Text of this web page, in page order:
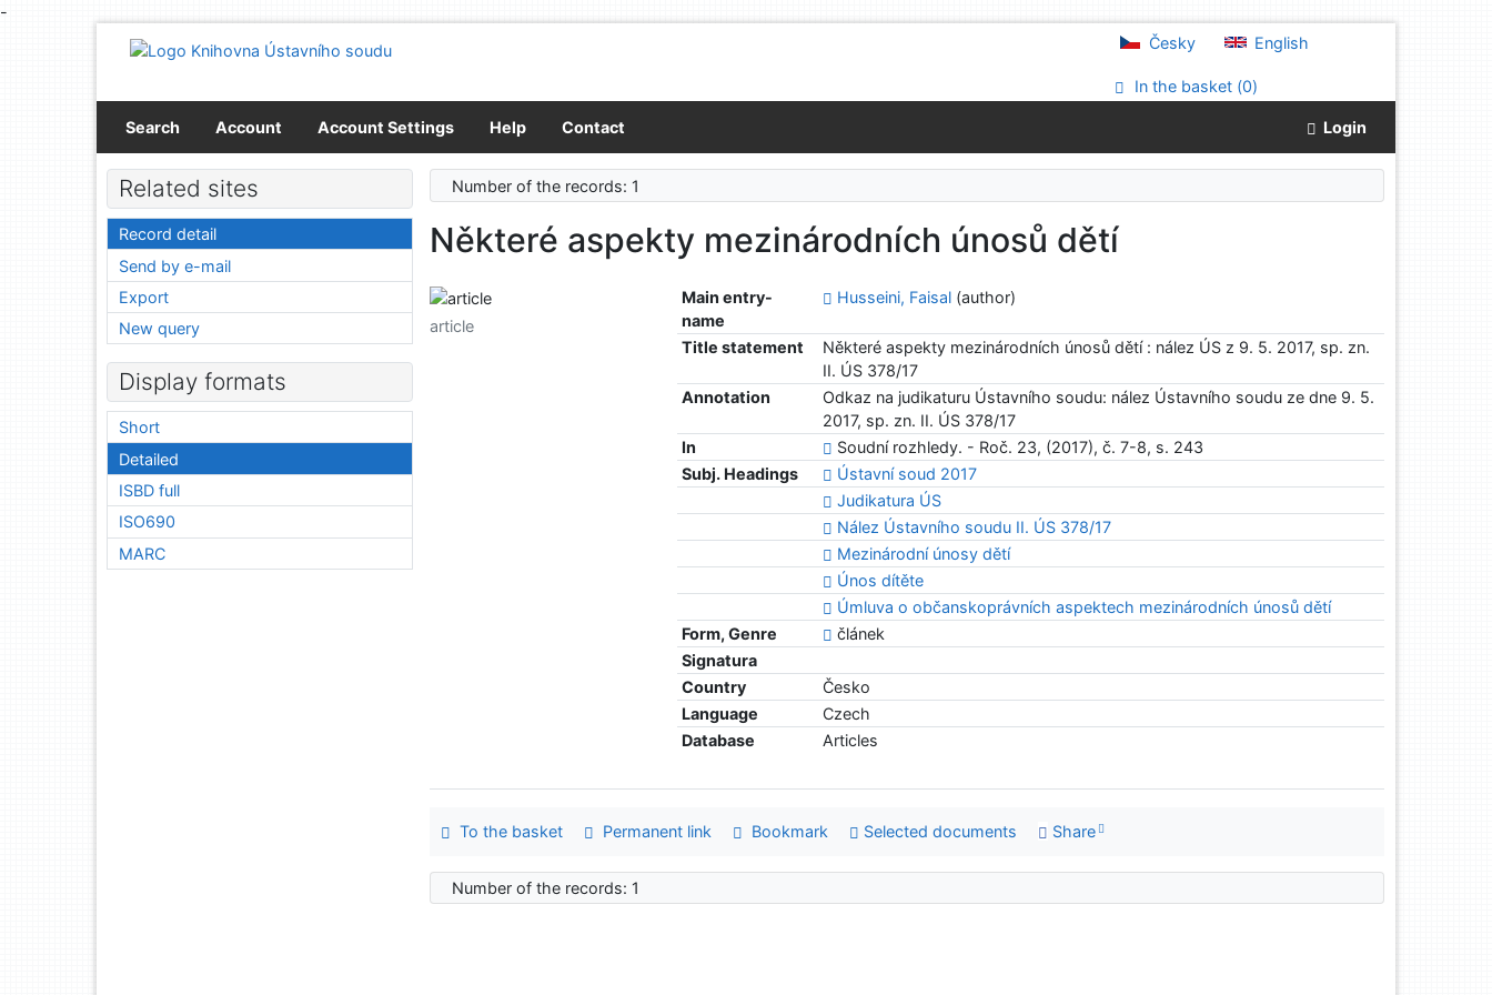
-
Go to menu
Česky English
In the basket (0)
Search Account Account Settings Help Contact Login
Number of the records: 1
Některé aspekty mezinárodních únosů dětí
Main entry-
name
Husseini, Faisal (author)
Title statement
Některé aspekty mezinárodních únosů dětí : nález ÚS z 9. 5. 2017, sp. zn.
II. ÚS 378/17
Annotation
Odkaz na judikaturu Ústavního soudu: nález Ústavního soudu ze dne 9. 5.
2017, sp. zn. II. ÚS 378/17
In
Soudní rozhledy. - Roč. 23, (2017), č. 7-8, s. 243
Subj. Headings
Ústavní soud 2017
Judikatura ÚS
Nález Ústavního soudu II. ÚS 378/17
Mezinárodní únosy dětí
Únos dítěte
Úmluva o občanskoprávních aspektech mezinárodních únosů dětí
Form, Genre
článek
Signatura
Country
Česko
Language
Czech
Database
Articles
article
To the basket Permanent link Bookmark Selected documents Share
Number of the records: 1
Related sites
Record detail
Send by e-mail
Export
New query
Display formats
Short
Detailed
ISBD full
ISO690
MARC